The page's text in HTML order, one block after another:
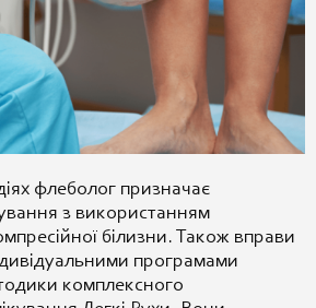
флеболог призначає
з використанням
білизни. Також вправи
програмами
комплексного